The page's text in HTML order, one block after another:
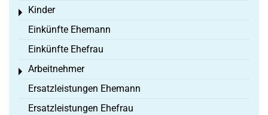
Kinder
Toggle menu
Einkünfte Ehemann
Einkünfte Ehefrau
Arbeitnehmer
Toggle menu
Ersatzleistungen Ehemann
Ersatzleistungen Ehefrau